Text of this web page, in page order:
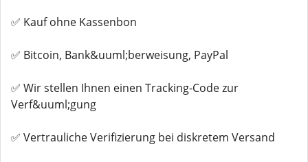
✅ Kauf ohne Kassenbon
✅ Bitcoin, Bank&uuml;berweisung, PayPal
✅ Wir stellen Ihnen einen Tracking-Code zur
Verf&uuml;gung
✅ Vertrauliche Verifizierung bei diskretem Versand